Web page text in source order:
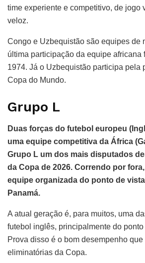
time experiente e competitivo, de jogo
veloz.
Congo e Uzbequistão são equipes de
última participação da equipe africana
1974. Já o Uzbequistão participa pela
Copa do Mundo.
Grupo L
Duas forças do futebol europeu
uma equipe competitiva da África
Grupo L um dos mais disputados
da Copa de 2026. Correndo por
equipe organizada do ponto de
Panamá.
A atual geração é, para muitos, uma
futebol inglês, principalmente do
Prova disso é o bom desempenho
eliminatórias da Copa.